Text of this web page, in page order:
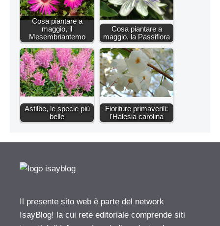
Cosa piantare a
maggio, il
Mesembriantemo
Cosa piantare a
maggio, la Passiflora
Astilbe, le specie più
belle
Fioriture primaverili:
l'Halesia carolina
Il presente sito web è parte del network
IsayBlog! la cui rete editoriale comprende siti